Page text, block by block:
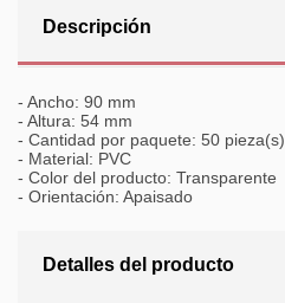
Descripción
- Ancho: 90 mm
- Altura: 54 mm
- Cantidad por paquete: 50 pieza(s)
- Material: PVC
- Color del producto: Transparente
- Orientación: Apaisado
Detalles del producto